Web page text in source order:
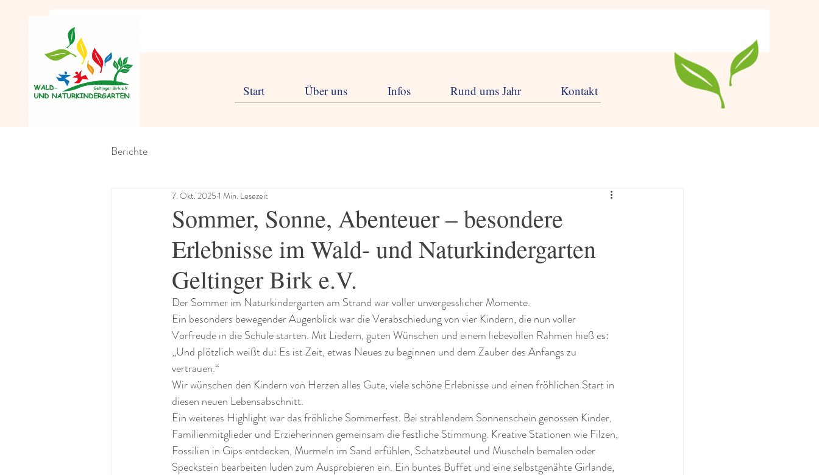
Start Über uns Infos Rund ums Jahr Kontakt
Berichte
Sommer, Sonne, Abenteuer – besondere
Erlebnisse im Wald- und Naturkindergarten
Geltinger Birk e.V.
7. Okt. 2025 1 Min. Lesezeit
Der Sommer im Naturkindergarten am Strand war voller unvergesslicher Momente.
Ein besonders bewegender Augenblick war die Verabschiedung von vier Kindern, die nun voller
Vorfreude in die Schule starten. Mit Liedern, guten Wünschen und einem liebevollen Rahmen hieß es:
„Und plötzlich weißt du: Es ist Zeit, etwas Neues zu beginnen und dem Zauber des Anfangs zu
vertrauen.“
Wir wünschen den Kindern von Herzen alles Gute, viele schöne Erlebnisse und einen fröhlichen Start in
diesen neuen Lebensabschnitt.
Ein weiteres Highlight war das fröhliche Sommerfest. Bei strahlendem Sonnenschein genossen Kinder,
Familienmitglieder und Erzieherinnen gemeinsam die festliche Stimmung. Kreative Stationen wie Filzen,
Fossilien in Gips entdecken, Murmeln im Sand erfühlen, Schatzbeutel und Muscheln bemalen oder
Speckstein bearbeiten luden zum Ausprobieren ein. Ein buntes Buffet und eine selbstgenähte Girlande,